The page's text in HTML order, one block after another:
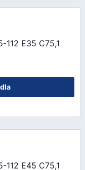
112 E35 C75,1
112 E45 C75,1